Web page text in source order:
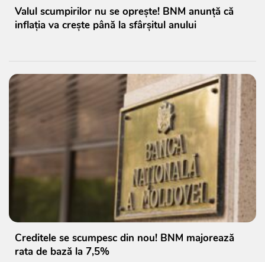
Valul scumpirilor nu se oprește! BNM anunță că
inflația va crește până la sfârșitul anului
Creditele se scumpesc din nou! BNM majorează
rata de bază la 7,5%